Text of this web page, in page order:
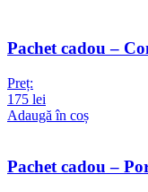
Pachet cadou –
Preț:
175 lei
Adaugă în coș
Pachet cadou –